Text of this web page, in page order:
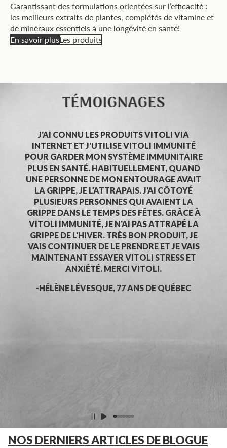
Garantissant des formulations orientées sur l’efficacité :
les meilleurs extraits de plantes, complétés de vitamine et
de minéraux essentiels à une longévité en santé!
En savoir plusLes produits
TÉMOIGNAGES
J'AI CONNU LES PRODUITS VITOLI VIA
INTERNET ET J'UTILISE VITOLI IMMUNITÉ
POUR GARDER MON SYSTÈME IMMUNITAIRE
PLUS EN SANTÉ. HABITUELLEMENT, QUAND
UNE PERSONNE DE MON ENTOURAGE AVAIT
LA GRIPPE, JE L’ATTRAPAIS. J'AI CÔTOYÉ
PLUSIEURS PERSONNES QUI AVAIENT LA
GRIPPE DANS LE TEMPS DES FÊTES. GRÂCE À
VITOLI IMMUNITÉ, JE N'AI PAS ATTRAPÉ LA
GRIPPE DE L'HIVER. TRÈS BON PRODUIT, JE
VAIS CONTINUER DE LE PRENDRE ET JE VAIS
MAINTENANT ESSAYER VITOLI STRESS ET
ANXIÉTÉ. MERCI VITOLI.
-HÉLÈNE LÉVESQUE, 77 ANS DE QUÉBEC
NOS DERNIERS ARTICLES DE BLOGUE